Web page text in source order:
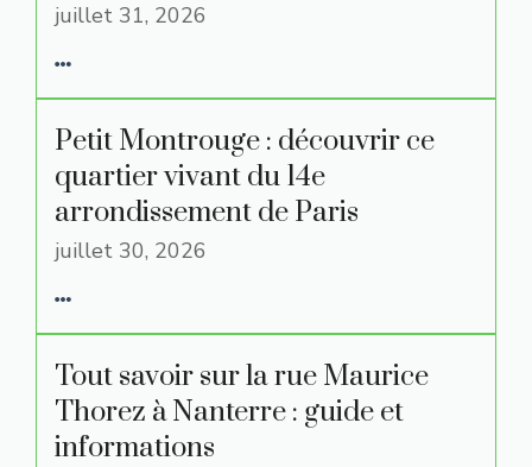
juillet 31, 2026
Petit Montrouge : découvrir ce
quartier vivant du 14e
arrondissement de Paris
juillet 30, 2026
Tout savoir sur la rue Maurice
Thorez à Nanterre : guide et
informations